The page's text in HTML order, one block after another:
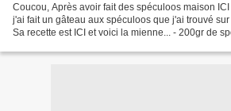
Coucou, Après avoir fait des spéculoos maison ICI
j'ai fait un gâteau aux spéculoos que j'ai trouvé sur
Sa recette est ICI et voici la mienne... - 200gr de